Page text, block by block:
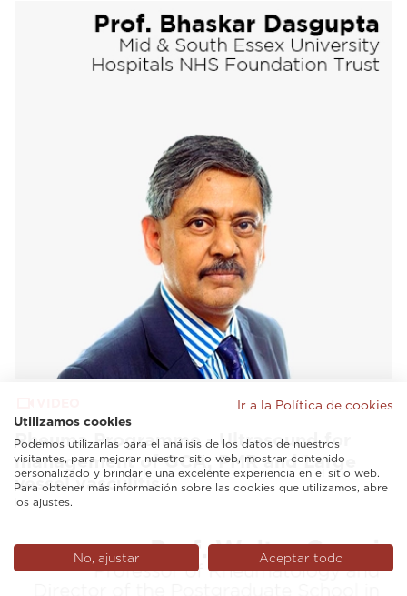
Rheuma Programme - Ultrasound for
management of GCA, PMR and Large
vessel vasculitis
Ir a la Política de cookies
Utilizamos cookies
Podemos utilizarlas para el análisis de los datos de nuestros
visitantes, para mejorar nuestro sitio web, mostrar contenido
personalizado y brindarle una excelente experiencia en el sitio web.
Para obtener más información sobre las cookies que utilizamos, abre
los ajustes.
No, ajustar Aceptar todo